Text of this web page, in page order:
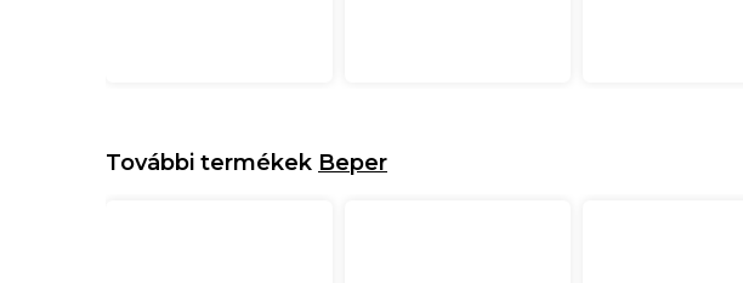
További termékek Beper